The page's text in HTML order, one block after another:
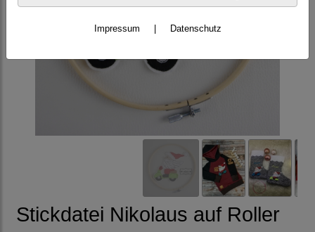
Stickdatei Nikolaus auf Roller
Impressum Datenschutz